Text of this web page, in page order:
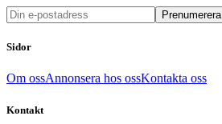
Prenumerera
Sidor
Om ossAnnonsera hos ossKontakta oss
Kontakt